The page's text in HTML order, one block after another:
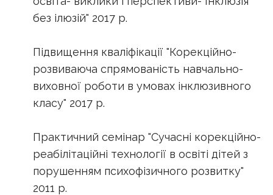
без ілюзій" 2017 р.
Підвищення кваліфікації "Корекційно-
розвиваюча спрямованість навчально-
виховної роботи в умовах інклюзивного
класу" 2017 р.
Практичний семінар "Сучасні корекційно-
реабілітаційні технології в освіті дітей з
порушенням психофізичного розвитку"
2011 р.